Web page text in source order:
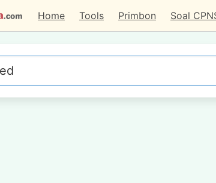
Home Tools Primbon Soal